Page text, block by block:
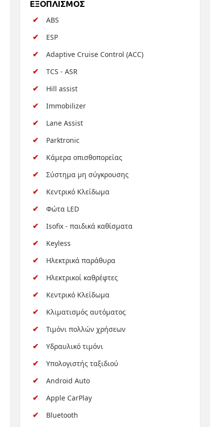
ΕΞΟΠΛΙΣΜΟΣ
ABS
ESP
Adaptive Cruise Control (ACC)
TCS - ASR
Hill assist
Immobilizer
Lane Assist
Parktronic
Κάμερα οπισθοπορείας
Σύστημα μη σύγκρουσης
Κεντρικό Κλείδωμα
Φώτα LED
Isofix - παιδικά καθίσματα
Keyless
Ηλεκτρικά παράθυρα
Ηλεκτρικοί καθρέφτες
Κεντρικό Κλείδωμα
Κλιματισμός αυτόματος
Τιμόνι πολλών χρήσεων
Υδραυλικό τιμόνι
Υπολογιστής ταξιδιού
Android Auto
Apple CarPlay
Bluetooth